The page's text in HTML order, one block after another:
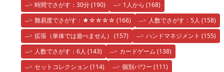
時間でさがす：30分(190) 1人から (168)
難易度でさがす：★☆☆☆☆ (166) 人数でさがす：5人(158)
拡張（単体では遊べません） (157) ハンドマネジメント (155)
人数でさがす：6人(143) カードゲーム (138)
セットコレクション (114) 個別パワー (111)